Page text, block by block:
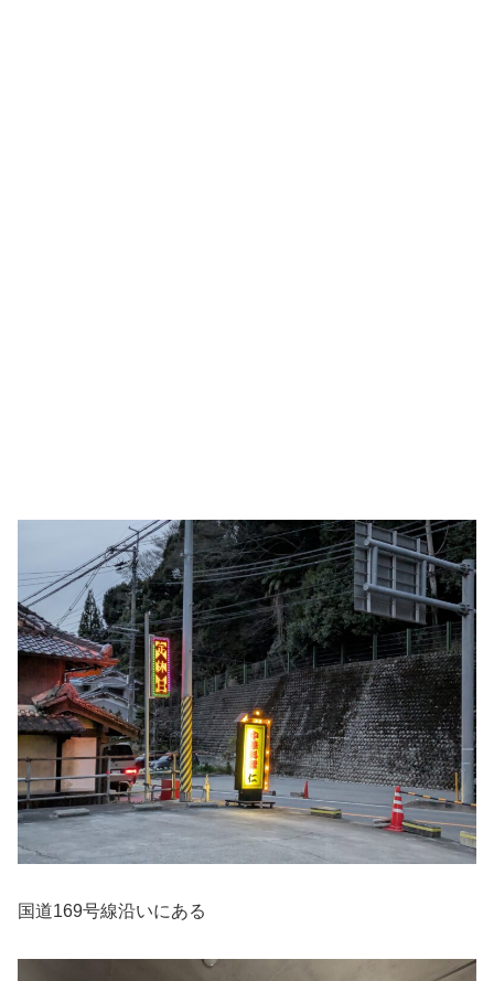
国道169号線沿いにある